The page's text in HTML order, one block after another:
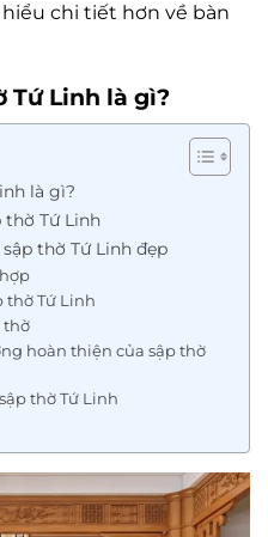
chi tiết hơn về bàn
Tứ Linh là gì?
là gì?
thờ Tứ Linh
thờ Tứ Linh đẹp
thờ Tứ Linh
thờ
hoàn thiện của sập thờ
thờ Tứ Linh